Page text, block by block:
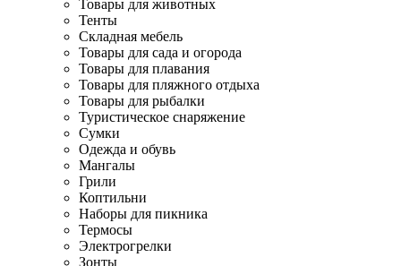
Товары для животных
Тенты
Складная мебель
Товары для сада и огорода
Товары для плавания
Товары для пляжного отдыха
Товары для рыбалки
Туристическое снаряжение
Сумки
Одежда и обувь
Мангалы
Грили
Коптильни
Наборы для пикника
Термосы
Электрогрелки
Зонты